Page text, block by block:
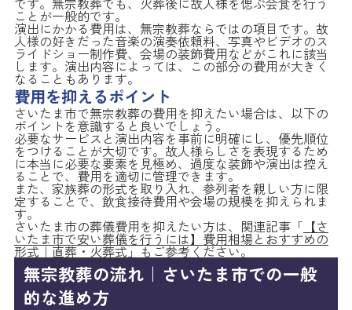
ことが一般的です。
演出にかかる費用は、無宗教葬ならではの項目です。故
人様の好きだった音楽の演奏依頼料、写真やビデオのス
ライドショー制作費、会場の装飾費用などがこれに該当
します。演出内容によっては、この部分の費用が大きく
なることもあります。
費用を抑えるポイント
さいたま市で無宗教葬の費用を抑えたい場合は、以下の
ポイントを意識すると良いでしょう。
必要なサービスと演出内容を事前に明確にし、優先順位
をつけることが大切です。故人様らしさを表現するため
に本当に必要な要素を見極め、過度な装飾や演出は控え
ることで、費用を適切に管理できます。
また、家族葬の形式を取り入れ、参列者を親しい方に限
定することで、飲食接待費用や会場の規模を抑えられま
す。
さいたま市の葬儀費用を抑えたい方は、関連記事「 【さ
いたま市で安い葬儀を行うには】費用相場とおすすめの
形式｜直葬・火葬式」もご参考ください。
無宗教葬の流れ｜さいたま市での一般
的な進め方